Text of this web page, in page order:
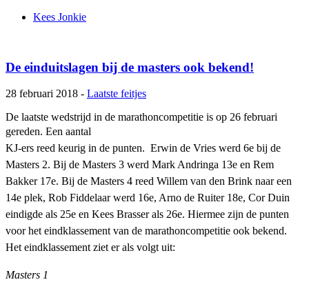
Kees Jonkie
De einduitslagen bij de masters ook bekend!
28 februari 2018 - Laatste feitjes
De laatste wedstrijd in de marathoncompetitie is op 26 februari
gereden. Een aantal
KJ-ers reed keurig in de punten. Erwin de Vries werd 6e bij de
Masters 2. Bij de Masters 3 werd Mark Andringa 13e en Rem
Bakker 17e. Bij de Masters 4 reed Willem van den Brink naar een
14e plek, Rob Fiddelaar werd 16e, Arno de Ruiter 18e, Cor Duin
eindigde als 25e en Kees Brasser als 26e. Hiermee zijn de punten
voor het eindklassement van de marathoncompetitie ook bekend.
Het eindklassement ziet er als volgt uit:
Masters 1